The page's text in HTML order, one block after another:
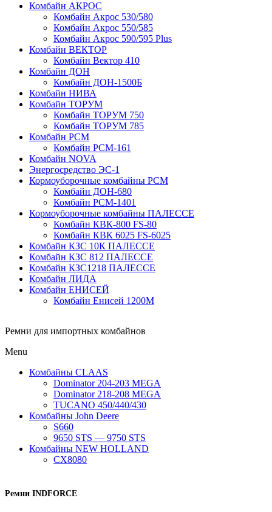
Комбайн АКРОС
Комбайн Акрос 530/580
Комбайн Акрос 550/585
Комбайн Акрос 590/595 Plus
Комбайн ВЕКТОР
Комбайн Вектор 410
Комбайн ДОН
Комбайн ДОН-1500Б
Комбайн НИВА
Комбайн ТОРУМ
Комбайн ТОРУМ 750
Комбайн ТОРУМ 785
Комбайн РСМ
Комбайн РСМ-161
Комбайн NOVA
Энергосредство ЭС-1
Кормоуборочные комбайны РСМ
Комбайн ДОН-680
Комбайн РСМ-1401
Кормоуборочные комбайны ПАЛЕССЕ
Комбайн КВК-800 FS-80
Комбайн КВК 6025 FS-6025
Комбайн КЗС 10К ПАЛЕССЕ
Комбайн КЗС 812 ПАЛЕССЕ
Комбайн КЗС1218 ПАЛЕССЕ
Комбайн ЛИДА
Комбайн ЕНИСЕЙ
Комбайн Енисей 1200М
Ремни для импортных комбайнов
Menu
Комбайны CLAAS
Dominator 204-203 MEGA
Dominator 218-208 MEGA
TUCANO 450/440/430
Комбайны John Deere
S660
9650 STS — 9750 STS
Комбайны NEW HOLLAND
CX8080
Ремни INDFORCE